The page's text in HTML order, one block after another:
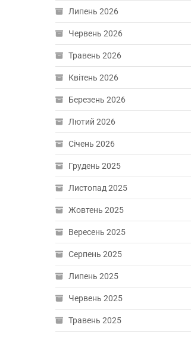
Липень 2026
Червень 2026
Травень 2026
Квітень 2026
Березень 2026
Лютий 2026
Січень 2026
Грудень 2025
Листопад 2025
Жовтень 2025
Вересень 2025
Серпень 2025
Липень 2025
Червень 2025
Травень 2025